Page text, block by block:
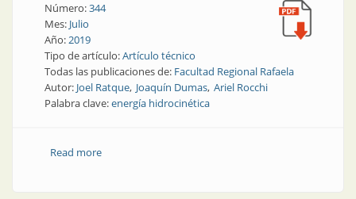
Número:344
Mes: Julio
Año:2019
Tipo de artículo:Artículo técnico
Todas las publicaciones de: Facultad Regional Rafaela
Autor: Joel Ratque Joaquín Dumas Ariel Rocchi
Palabra clave:energía hidrocinética
Read moreabout Energía hidrocinética | Del aula a la